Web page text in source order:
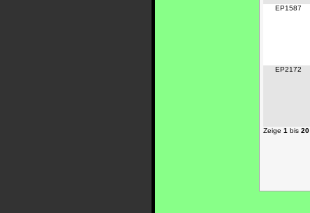
EP1587
EP2172
Zeige 1 bis 20